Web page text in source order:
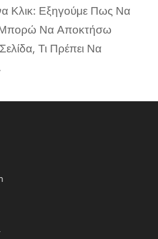
Κλικ: Εξηγούμε Πως Να
Μπορώ Να Αποκτήσω
Τι Πρέπει Να